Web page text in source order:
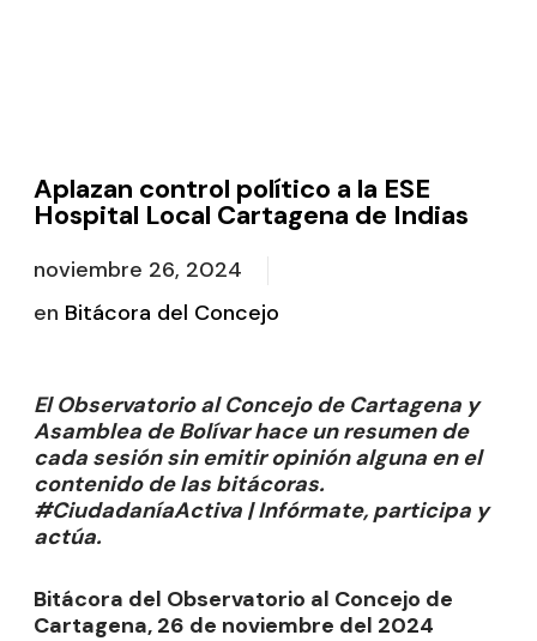
Aplazan control político a la ESE
Hospital Local Cartagena de Indias
noviembre 26, 2024
en Bitácora del Concejo
El Observatorio al Concejo de Cartagena y
Asamblea de Bolívar hace un resumen de
cada sesión sin emitir opinión alguna en el
contenido de las bitácoras.
#CiudadaníaActiva | Infórmate, participa y
actúa.
Bitácora del Observatorio al Concejo de
Cartagena, 26 de noviembre del 2024